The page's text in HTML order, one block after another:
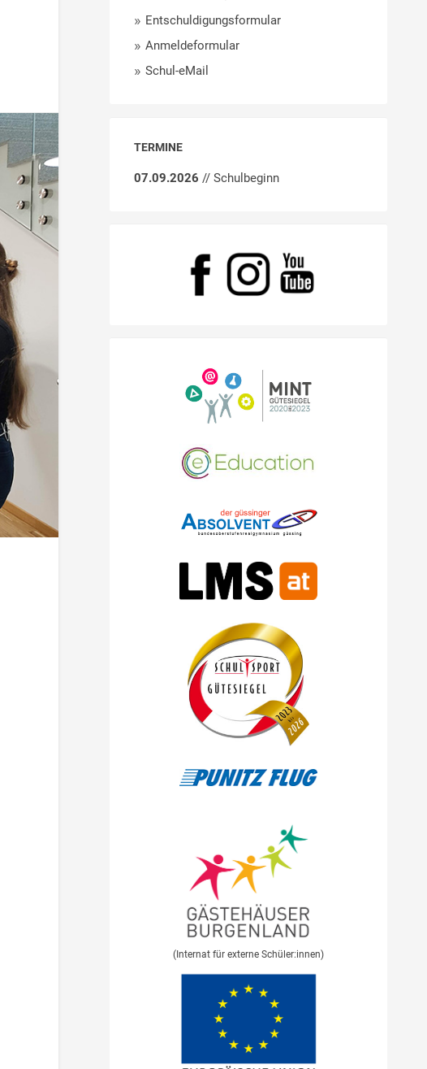
Entschuldigungsformular
Anmeldeformular
Schul-eMail
TERMINE
07.09.2026 // Schulbeginn
(Internat für externe Schüler:innen)